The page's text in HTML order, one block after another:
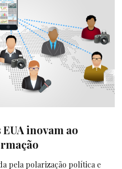
inovam ao
pela polarização política e